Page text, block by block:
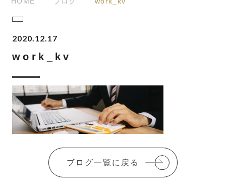
2020.12.17
work_kv
ブログ一覧に戻る